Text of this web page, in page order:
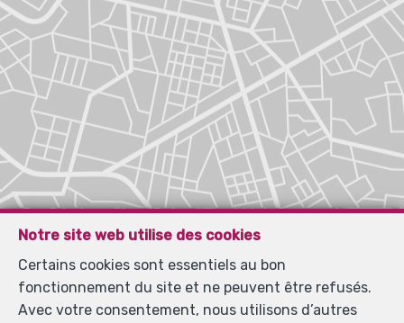
Notre site web utilise des cookies
Certains cookies sont essentiels au bon
fonctionnement du site et ne peuvent être refusés.
Avec votre consentement, nous utilisons d’autres